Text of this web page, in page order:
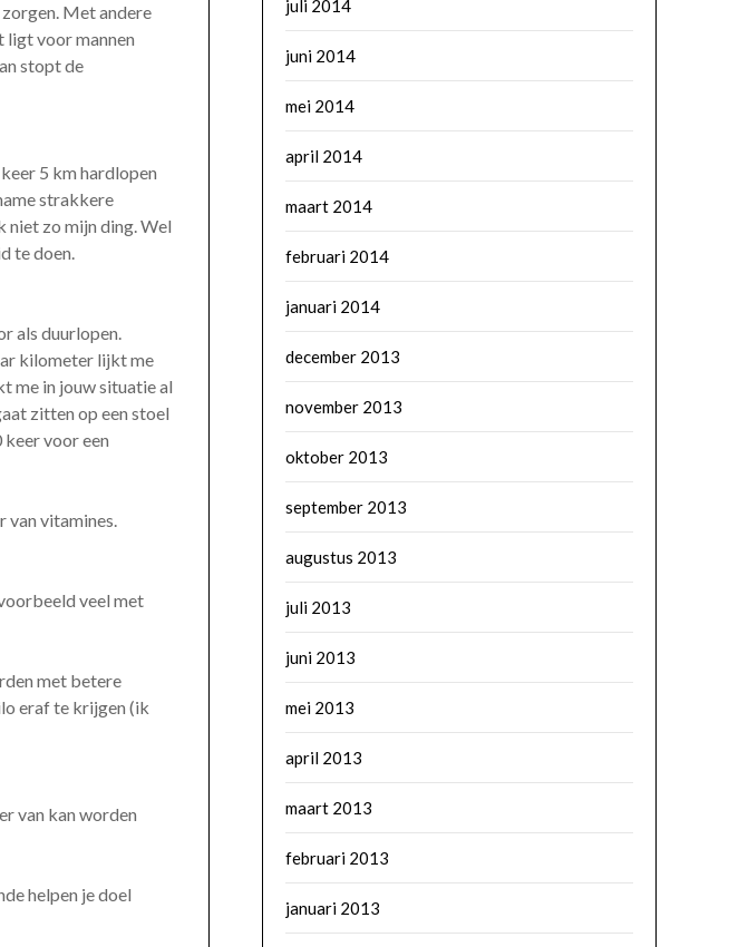
Met andere
ligt voor mannen
stopt de
5 km hardlopen
strakkere
niet zo mijn ding. Wel
te doen.
als duurlopen.
kilometer lijkt me
me in jouw situatie al
zitten op een stoel
voor een
van vitamines.
veel met
met betere
eraf te krijgen (ik
van kan worden
helpen je doel
juli 2014
juni 2014
mei 2014
april 2014
maart 2014
februari 2014
januari 2014
december 2013
november 2013
oktober 2013
september 2013
augustus 2013
juli 2013
juni 2013
mei 2013
april 2013
maart 2013
februari 2013
januari 2013